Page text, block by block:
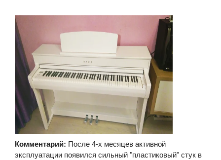
Комментарий: После 4-х месяцев активной
эксплуатации появился сильный "пластиковый" стук в